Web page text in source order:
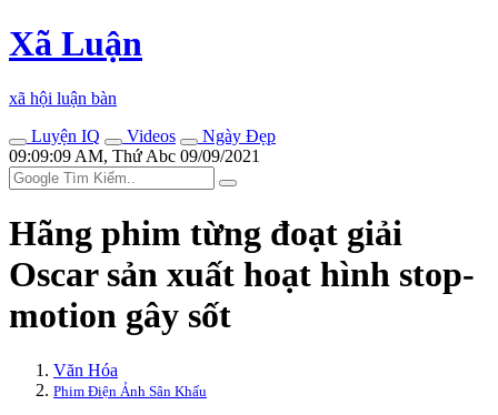
Xã Luận
xã hội luận bàn
Luyện IQ
Videos
Ngày Đẹp
09:09:09 AM, Thứ Abc 09/09/2021
Hãng phim từng đoạt giải
Oscar sản xuất hoạt hình stop-
motion gây sốt
Văn Hóa
Phim Điện Ảnh Sân Khấu